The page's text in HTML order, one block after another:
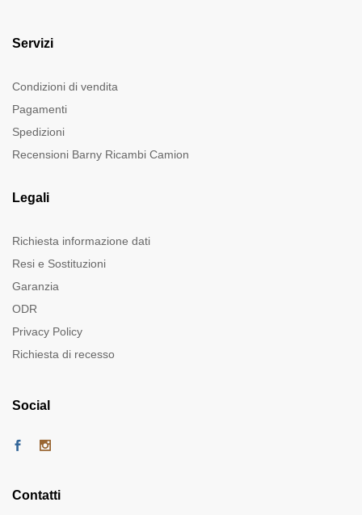
Servizi
Condizioni di vendita
Pagamenti
Spedizioni
Recensioni Barny Ricambi Camion
Legali
Richiesta informazione dati
Resi e Sostituzioni
Garanzia
ODR
Privacy Policy
Richiesta di recesso
Social
Contatti